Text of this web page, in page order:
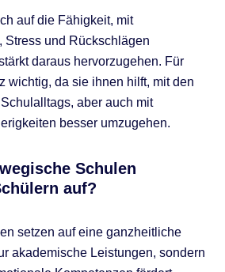
auf die Fähigkeit, mit
Stress und Rückschlägen
daraus hervorzugehen. Für
wichtig, da sie ihnen hilft, mit den
aber auch mit
besser umzugehen.
Schulen
auf?
setzen auf eine ganzheitliche
akademische Leistungen, sondern